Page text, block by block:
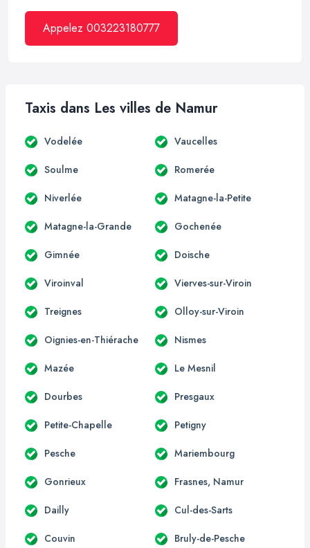
Appelez 003223180777
Taxis dans Les villes de Namur
Vodelée Vaucelles
Soulme Romerée
Niverlée Matagne-la-Petite
Matagne-la-Grande Gochenée
Gimnée Doische
Viroinval Vierves-sur-Viroin
Treignes Olloy-sur-Viroin
Oignies-en-Thiérache Nismes
Mazée Le Mesnil
Dourbes Presgaux
Petite-Chapelle Petigny
Pesche Mariembourg
Gonrieux Frasnes, Namur
Dailly Cul-des-Sarts
Couvin Bruly-de-Pesche